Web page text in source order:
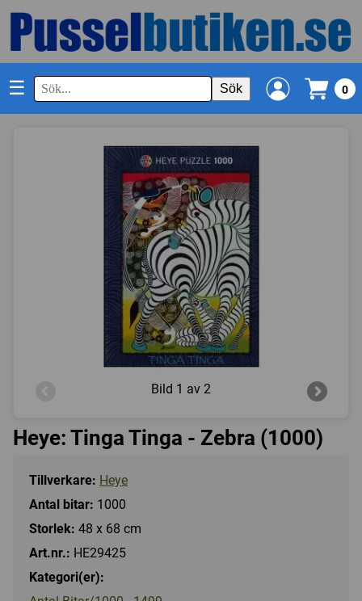
☰ Sök 0
Bild 1 av 2
Heye: Tinga Tinga - Zebra (1000)
Tillverkare: Heye
Antal bitar: 1000
Storlek: 48 x 68 cm
Art.nr.: HE29425
Kategori(er):